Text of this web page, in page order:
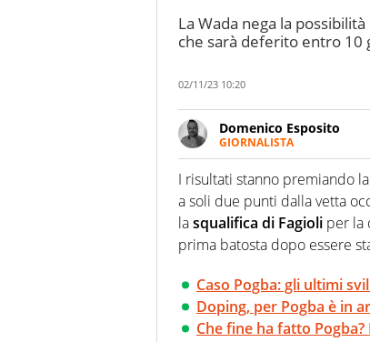
La Wada nega la
che sarà deferito entro 10
02/11/23 10:20
Domenico Esposito
GIORNALISTA
Da vent’anni in campo
Passione smisurata per
guai a dirgli di no
I risultati stanno premiando la
a soli due punti dalla vetta
lasqualifica di Fagioli per la
prima batosta dopo essere
Caso Pogba: gli ultimi
Doping, per Pogba è in
Che fine ha fatto